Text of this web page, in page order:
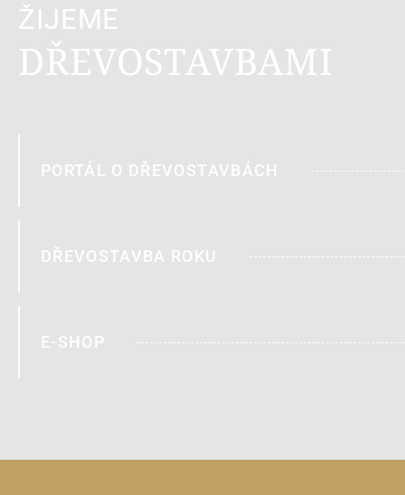
ŽIJEME
DŘEVOSTAVBAMI
PORTÁL O DŘEVOSTAVBÁCH
DŘEVOSTAVBA ROKU
E-SHOP